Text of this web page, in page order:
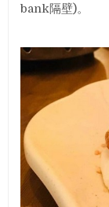
bank隔壁)。